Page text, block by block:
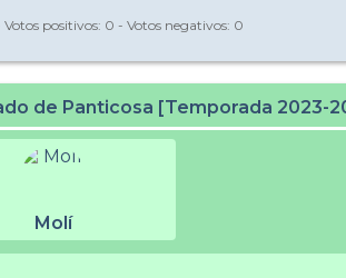
Votos positivos: 0 - Votos negativos: 0
de Panticosa [Temporada 2023-
Molí